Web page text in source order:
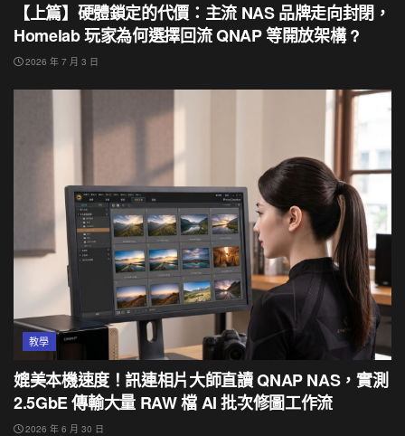
【上篇】硬體鎖定的代價：主流 NAS 品牌走向封閉，
Homelab 玩家為何選擇回流 QNAP 等開放架構 ?
2026 年 7 月 3 日
教學
媲美本機速度！訊連相片大師直讀 QNAP NAS，實測
2.5GbE 傳輸大量 RAW 檔 AI 批次修圖工作流
2026 年 6 月 30 日